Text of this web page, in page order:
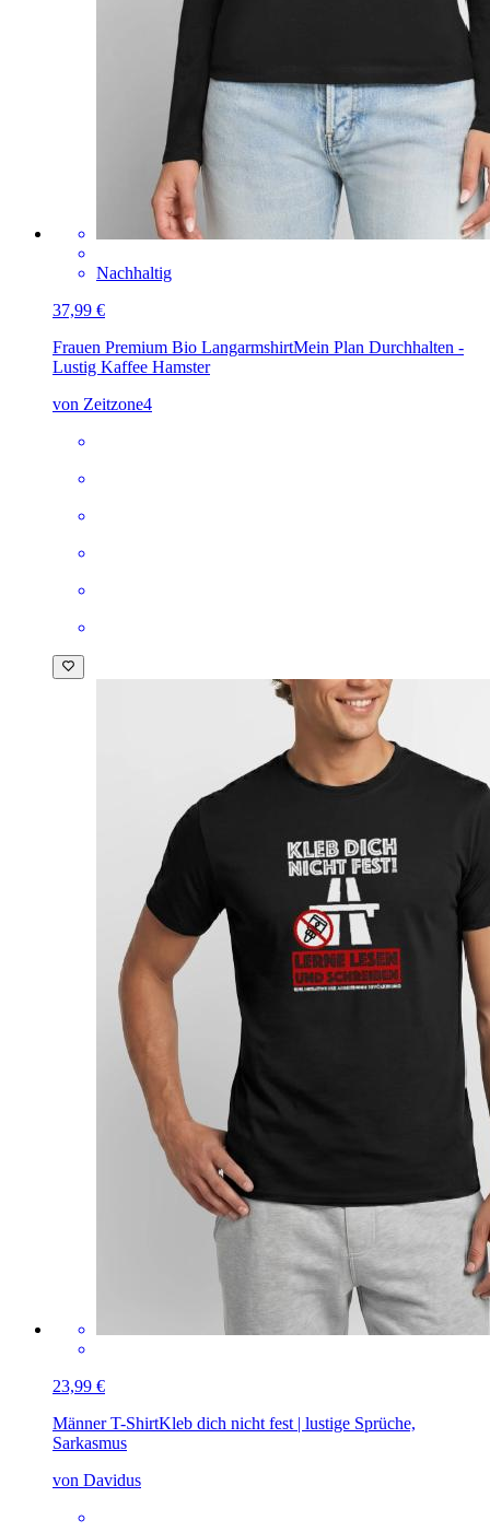
Nachhaltig
37,99 €
Frauen Premium Bio LangarmshirtMein Plan Durchhalten -
Lustig Kaffee Hamster
von Zeitzone4
23,99 €
Männer T-ShirtKleb dich nicht fest | lustige Sprüche,
Sarkasmus
von Davidus